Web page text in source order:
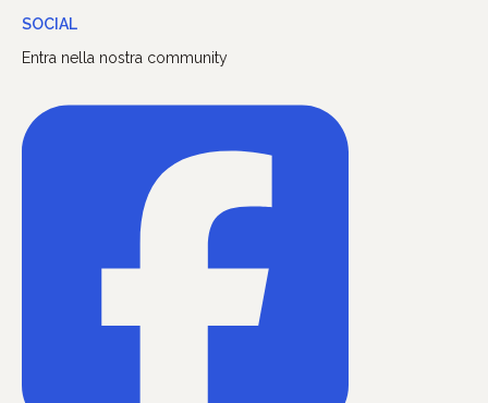
SOCIAL
Entra nella nostra community